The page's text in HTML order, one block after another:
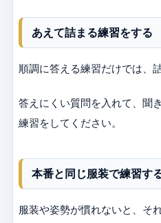
あえて詰まる練習をする
順調に答える練習だけでは、
答えにくい質問を入れて、聞
練習をしてください。
本番と同じ服装で練習す
服装や姿勢が慣れないと、そ